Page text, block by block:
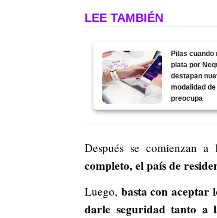
LEE TAMBIÉN
Pilas cuando
plata por
destapan
modalidad
preocupa
Después se comienzan
completo, el país de
Luego, basta con aceptar
darle seguridad tanto a